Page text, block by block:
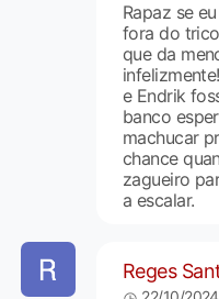
Rapaz se
fora do
que da
e Endrik
banco
machucar
chance
zagueiro
a escalar.
Reges